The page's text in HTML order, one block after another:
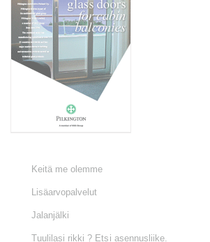
Keitä me olemme
Lisäarvopalvelut
Jalanjälki
Tuulilasi rikki ? Etsi asennusliike.